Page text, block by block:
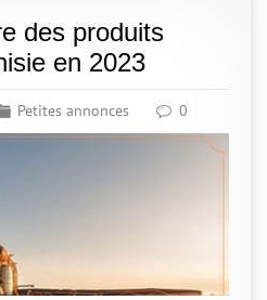
des produits
en 2023
Petites annonces 0